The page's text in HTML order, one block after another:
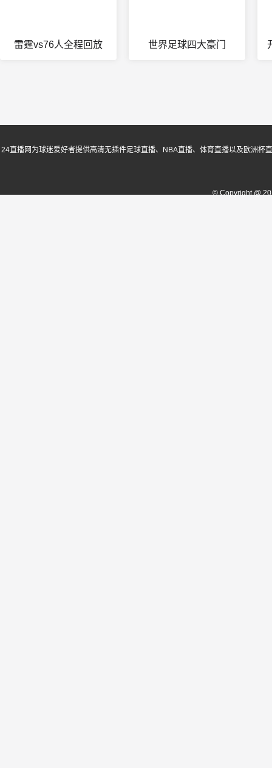
雷霆vs76人全程回放 世界足球四大豪门
24直播网为球迷爱好者提供高清无插件足球直播、NBA直播、体育直播以及欧洲
© Copyright @